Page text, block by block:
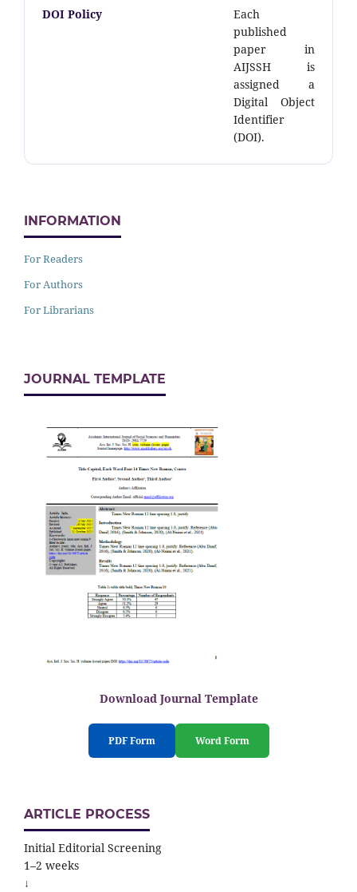
DOI Policy
Each
published
paper in
AIJSSH is
assigned a
Digital Object
Identifier
(DOI).
INFORMATION
For Readers
For Authors
For Librarians
JOURNAL TEMPLATE
Download Journal Template
PDF Form Word Form
ARTICLE PROCESS
Initial Editorial Screening
1–2 weeks
↓